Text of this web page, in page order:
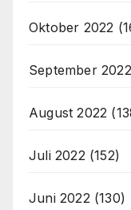
Oktober 2022
September 2022
August 2022
Juli 2022 (152)
Juni 2022 (130)